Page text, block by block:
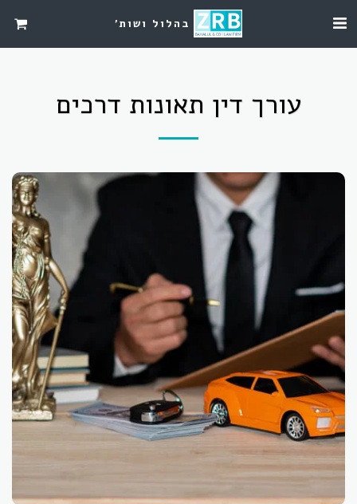
בהלול ושות'
עורך דין תאונות דרכים